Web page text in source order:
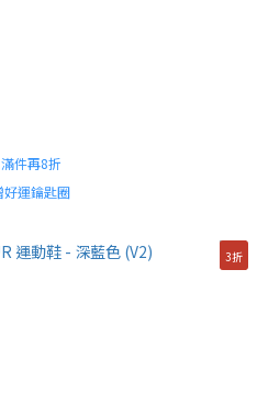
件再8折
好運鑰匙圈
3折